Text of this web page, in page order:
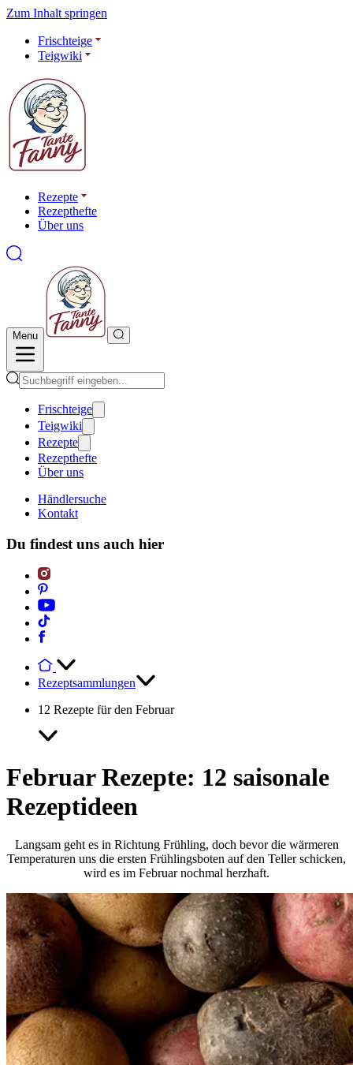
Zum Inhalt springen
Frischteige
Teigwiki
Rezepte
Rezepthefte
Über uns
Menu
Frischteige
Teigwiki
Rezepte
Rezepthefte
Über uns
Händlersuche
Kontakt
Du findest uns auch hier
Rezeptsammlungen
12 Rezepte für den Februar
Februar Rezepte: 12 saisonale
Rezeptideen
Langsam geht es in Richtung Frühling, doch bevor die wärmeren
Temperaturen uns die ersten Frühlingsboten auf den Teller schicken,
wird es im Februar nochmal herzhaft.